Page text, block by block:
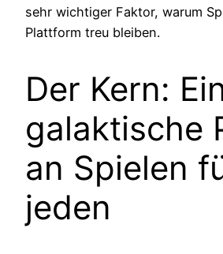
sehr wichtiger Faktor, warum
Plattform treu bleiben.
Der Kern:
galaktische
an Spielen
jeden